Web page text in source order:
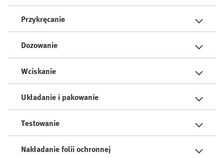
Przykręcanie
Dozowanie
Wciskanie
Układanie i pakowanie
Testowanie
Nakładanie folii ochronnej